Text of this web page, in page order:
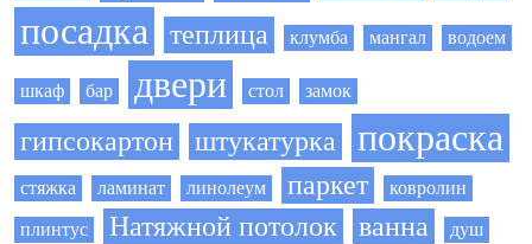
посадка теплица клумба мангал водоем
шкаф бар двери стол замок
гипсокартон штукатурка покраска
стяжка ламинат линолеум паркет ковролин
плинтус Натяжной потолок ванна
душ